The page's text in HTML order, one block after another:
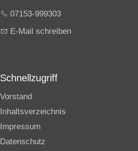
07153-999303
E-Mail schreiben
Schnellzugriff
Vorstand
Inhaltsverzeichnis
Impressum
Datenschutz